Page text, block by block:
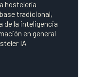
hostelería
tradicional,
de la inteligencia
en general
IA